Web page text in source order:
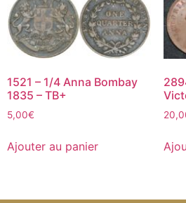
1521 – 1/4 Anna Bombay
1835 – TB+
5,00€
Ajouter au panier